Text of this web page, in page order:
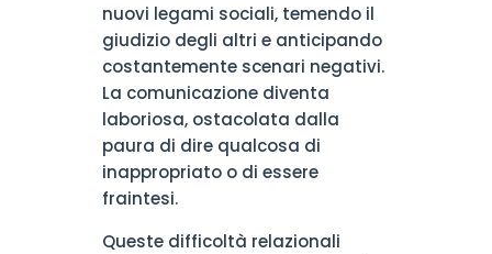
nuovi legami sociali, temendo il
giudizio degli altri e anticipando
costantemente scenari negativi.
La comunicazione diventa
laboriosa, ostacolata dalla
paura di dire qualcosa di
inappropriato o di essere
fraintesi.
Queste difficoltà relazionali